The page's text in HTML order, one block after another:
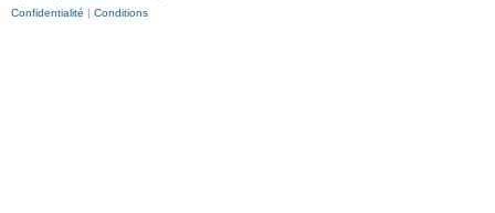
Confidentialité | Conditions